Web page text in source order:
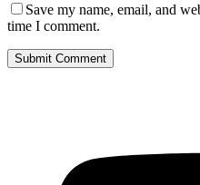
Save my name, email, and
time I comment.